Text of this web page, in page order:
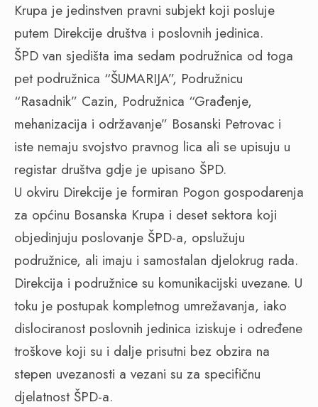
Krupa je jedinstven pravni subjekt koji posluje
putem Direkcije društva i poslovnih jedinica.
ŠPD van sjedišta ima sedam podružnica od toga
pet podružnica “ŠUMARIJA”, Podružnicu
“Rasadnik” Cazin, Podružnica “Građenje,
mehanizacija i održavanje” Bosanski Petrovac i
iste nemaju svojstvo pravnog lica ali se upisuju u
registar društva gdje je upisano ŠPD.
U okviru Direkcije je formiran Pogon gospodarenja
za općinu Bosanska Krupa i deset sektora koji
objedinjuju poslovanje ŠPD-a, opslužuju
podružnice, ali imaju i samostalan djelokrug rada.
Direkcija i podružnice su komunikacijski uvezane. U
toku je postupak kompletnog umrežavanja, iako
dislociranost poslovnih jedinica iziskuje i određene
troškove koji su i dalje prisutni bez obzira na
stepen uvezanosti a vezani su za specifičnu
djelatnost ŠPD-a.